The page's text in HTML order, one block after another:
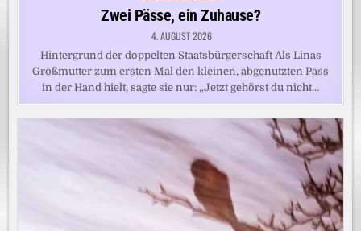
in
Zwei Pässe, ein Zuhause?
4. AUGUST 2026
Hintergrund der doppelten Staatsbürgerschaft Als Linas
Großmutter zum ersten Mal den kleinen, abgenutzten Pass
in der Hand hielt, sagte sie nur: „Jetzt gehörst du nicht…